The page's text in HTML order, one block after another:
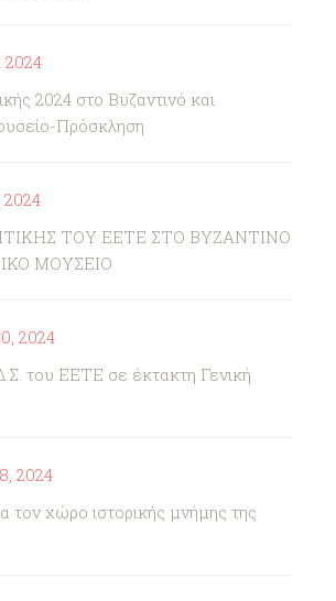
2024
2024 στο Βυζαντινό και
Πρόσκληση
ΤΟΥ ΕΕΤΕ ΣΤΟ ΒΥΖΑΝΤΙΝΟ
ΜΟΥΣΕΙΟ
2024
του ΕΕΤΕ σε έκτακτη Γενική
2024
τον χώρο ιστορικής μνήμης της